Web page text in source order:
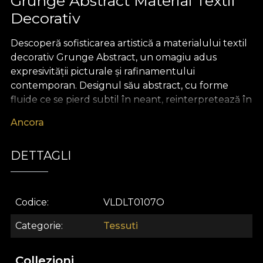
Decorativ
Descoperă sofisticarea artistică a materialului textil
decorativ Grunge Abstract, un omagiu adus
expresivității picturale și rafinamentului
contemporan. Designul său abstract, cu forme
fluide ce se pierd subtil în neant, reinterpretează în
modernă. Cromatica pastelată, cu nuanțe pudrate
eleganță și feminitate, aducând o notă de optimism
și serenitate oricărui ambient.
impresionează prin versatilitate, fiind alegerea
perfectă pentru cei care caută să redefinească
designul interior. Poate fi transformat cu ușurință
Ancora
DETTAGLI
Codice VLDLT0107O
Categorie Tessuti